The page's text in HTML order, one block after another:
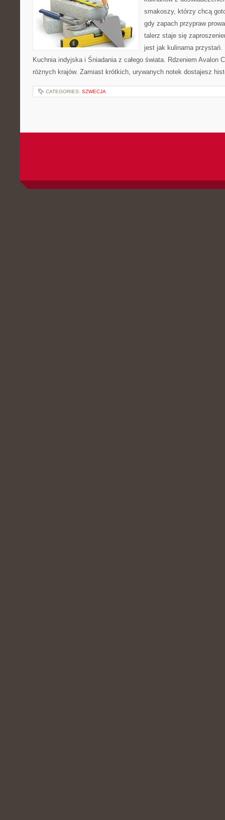
smakoszy, którzy chcą
gdy zapach przypraw
talerz staje się
jest jak kulinarna
Kuchnia indyjska i Śniadania z całego świata. Rdzeniem Avalon
różnych krajów. Zamiast krótkich, urywanych notek dostajesz
CATEGORIES: SZWECJA